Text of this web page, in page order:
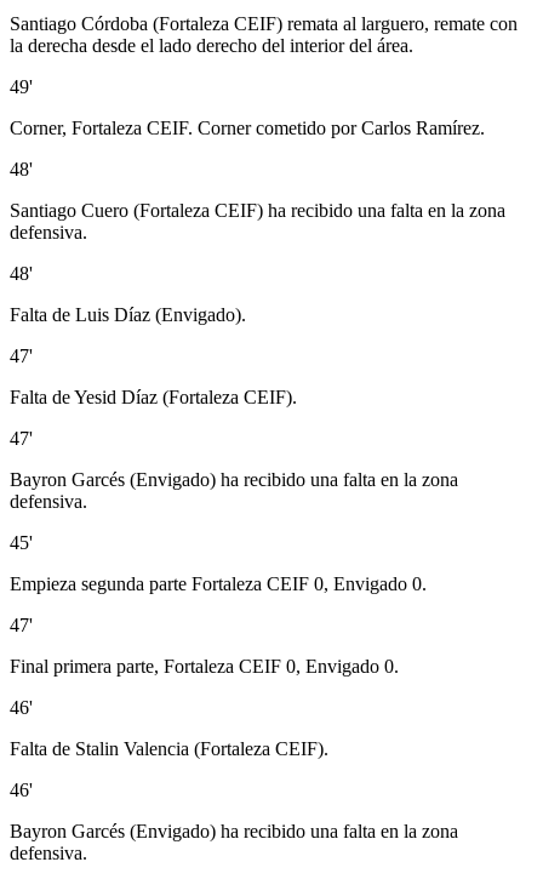
Santiago Córdoba (Fortaleza CEIF) remata al larguero, remate con
la derecha desde el lado derecho del interior del área.
49'
Corner, Fortaleza CEIF. Corner cometido por Carlos Ramírez.
48'
Santiago Cuero (Fortaleza CEIF) ha recibido una falta en la zona
defensiva.
48'
Falta de Luis Díaz (Envigado).
47'
Falta de Yesid Díaz (Fortaleza CEIF).
47'
Bayron Garcés (Envigado) ha recibido una falta en la zona
defensiva.
45'
Empieza segunda parte Fortaleza CEIF 0, Envigado 0.
47'
Final primera parte, Fortaleza CEIF 0, Envigado 0.
46'
Falta de Stalin Valencia (Fortaleza CEIF).
46'
Bayron Garcés (Envigado) ha recibido una falta en la zona
defensiva.